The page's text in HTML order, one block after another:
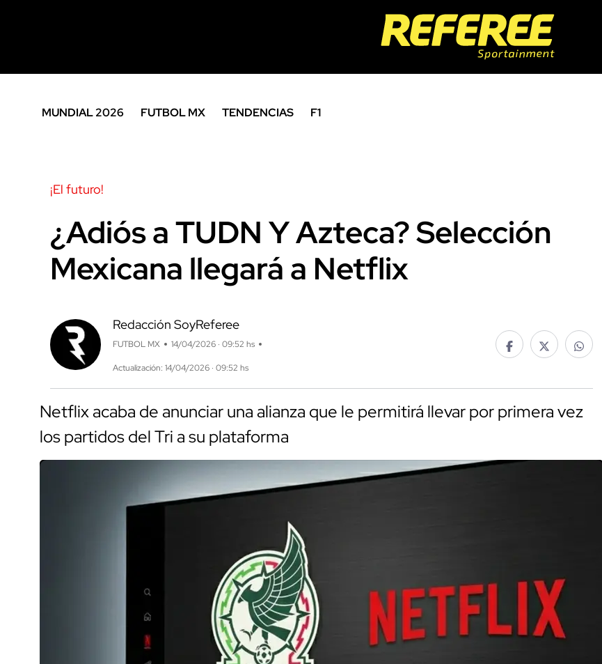
MUNDIAL 2026 FUTBOL MX TENDENCIAS
F1
¡El futuro!
¿Adiós a TUDN Y Azteca? Selección
Mexicana llegará a Netflix
Redacción SoyReferee
FUTBOL MX 14/04/2026 · 09:52 hs
Actualización: 14/04/2026 · 09:52 hs
Netflix acaba de anunciar una alianza que le permitirá llevar por primera vez
los partidos del Tri a su plataforma